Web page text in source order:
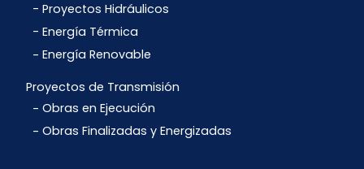
Proyectos Hidráulicos
Energía Térmica
Energía Renovable
Proyectos de Transmisión
Obras en Ejecución
Obras Finalizadas y Energizadas